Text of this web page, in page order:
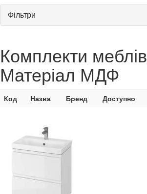
Фільтри
Комплекти меблів
Матеріал МДФ
Код Назва Бренд Доступно